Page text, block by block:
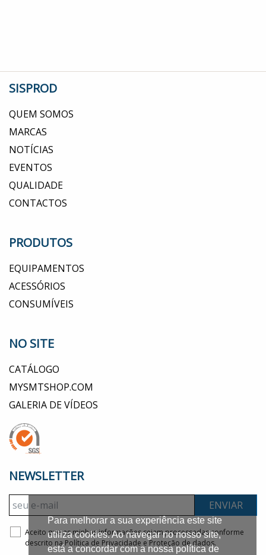
Para melhorar a sua experiência este site
utiliza cookies. Ao navegar no nosso site,
está a concordar com a nossa política de
SISPROD
QUEM SOMOS
MARCAS
NOTÍCIAS
EVENTOS
QUALIDADE
CONTACTOS
PRODUTOS
EQUIPAMENTOS
ACESSÓRIOS
CONSUMÍVEIS
NO SITE
CATÁLOGO
MYSMTSHOP.COM
GALERIA DE VÍDEOS
NEWSLETTER
ENVIAR
Aceito que as minhas informações sejam processadas conforme
descrito naPolítica de Privacidade e Proteção de dados.